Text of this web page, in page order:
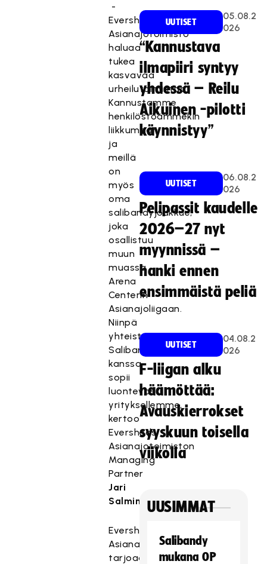
-
Eversheds
Asianajotoimisto
haluaa
tukea
kasvavaa
urheilutoimintaa.
Kannustamme
henkilöstöämmekin
liikkumaan
ja
meillä
on
myös
oma
salibandyjoukkue,
joka
osallistuu
muun
muassa
Arena
Centerin
Asianajoliigaan.
Niinpä
yhteistyö
Salibandyliigan
kanssa
sopii
luontevasti
yrityksellemme,
kertoo
Eversheds
Asianajotoimiston
Managing
Partner
Jari
Salminen.
Eversheds
Asianajotoimisto
tarjoaa
UUTISET
05.08.2
026
“Kannustava
ilmapiiri syntyy
yhdessä – Reilu
Aikuinen -pilotti
käynnistyy”
UUTISET
06.08.2
026
Pelipassit kaudelle
2026–27 nyt
myynnissä –
hanki ennen
ensimmäistä peliä
UUTISET
04.08.2
026
F-liigan alku
häämöttää:
Avauskierrokset
syyskuun toisella
viikolla
UUSIMMAT
Salibandy
mukana OP